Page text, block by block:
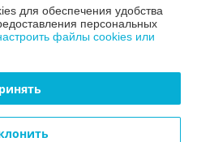
Deal.by
для обеспечения удобства
персональных
файлы cookies или